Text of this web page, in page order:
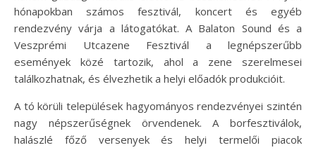
hónapokban számos fesztivál, koncert és egyéb
rendezvény várja a látogatókat. A Balaton Sound és a
Veszprémi Utcazene Fesztivál a legnépszerűbb
események közé tartozik, ahol a zene szerelmesei
találkozhatnak, és élvezhetik a helyi előadók produkcióit.
A tó körüli települések hagyományos rendezvényei szintén
nagy népszerűségnek örvendenek. A borfesztiválok,
halászlé főző versenyek és helyi termelői piacok